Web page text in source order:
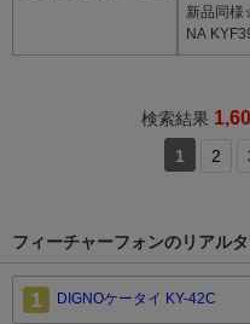
新品同様
NA
ク 4G
検索結果
1
2
フィーチャーフォンのリアル
1 DIGNOケータイ KY-42C